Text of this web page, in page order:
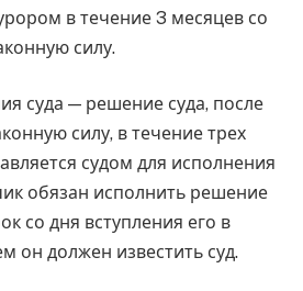
в течение 3 месяцев со
силу.
суда — решение суда, после
силу, в течение трех
судом для исполнения
обязан исполнить решение
со дня вступления его в
он должен известить суд.